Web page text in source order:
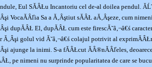
Eul SĂÂŁu Incantoriu cel de-al doilea pendul.
VocaĂÂľia Sa a Ă‚Âştiut sĂÂŁ aĂ‚Âşeze, cum
dupĂÂŁ El, dupĂÂŁ cum este firescĂ˘â‚¬â€ś
Ă‚Âşi golul vid Ă˘â‚¬â€ś colajul potrivit al
ajunge la inimi. S-a fĂÂŁcut ĂÂ®nĂÂľeles,
pe nimeni nu surprinde popularitatea de care se